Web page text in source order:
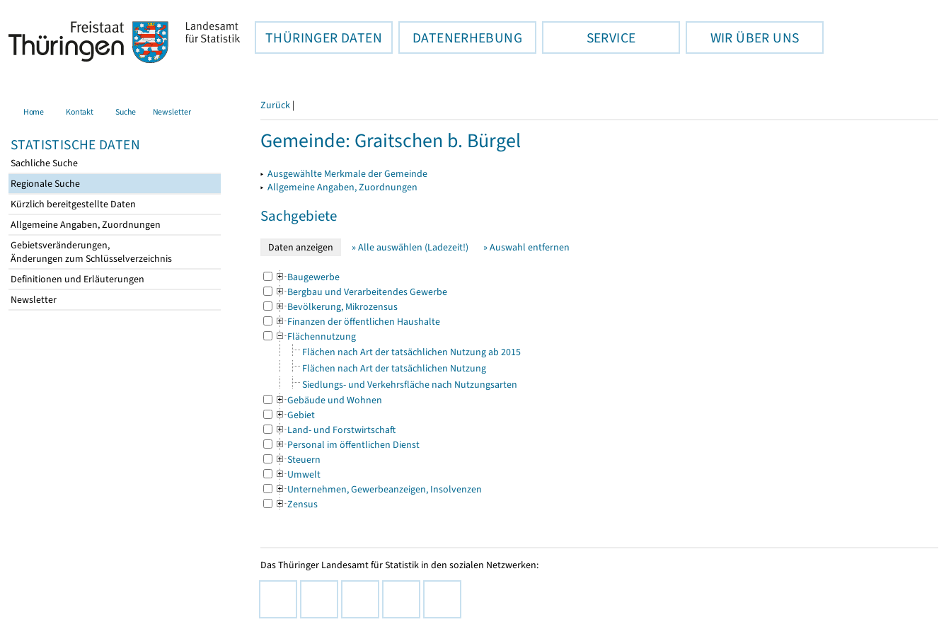
THÜRINGER DATEN DATENERHEBUNG SERVICE WIR ÜBER UNS
Home Kontakt Suche Newsletter
STATISTISCHE DATEN
Sachliche Suche
Regionale Suche
Kürzlich bereitgestellte Daten
Allgemeine Angaben, Zuordnungen
Gebietsveränderungen,
Änderungen zum Schlüsselverzeichnis
Definitionen und Erläuterungen
Newsletter
Zurück |
Gemeinde: Graitschen b. Bürgel
▸ Ausgewählte Merkmale der Gemeinde
▸ Allgemeine Angaben, Zuordnungen
Sachgebiete
» Alle auswählen (Ladezeit!) » Auswahl entfernen
Baugewerbe
Bergbau und Verarbeitendes Gewerbe
Bevölkerung, Mikrozensus
Finanzen der öffentlichen Haushalte
Flächennutzung
Flächen nach Art der tatsächlichen Nutzung ab 2015
Flächen nach Art der tatsächlichen Nutzung
Siedlungs- und Verkehrsfläche nach Nutzungsarten
Gebäude und Wohnen
Gebiet
Land- und Forstwirtschaft
Personal im öffentlichen Dienst
Steuern
Umwelt
Unternehmen, Gewerbeanzeigen, Insolvenzen
Zensus
Das Thüringer Landesamt für Statistik in den sozialen Netzwerken: